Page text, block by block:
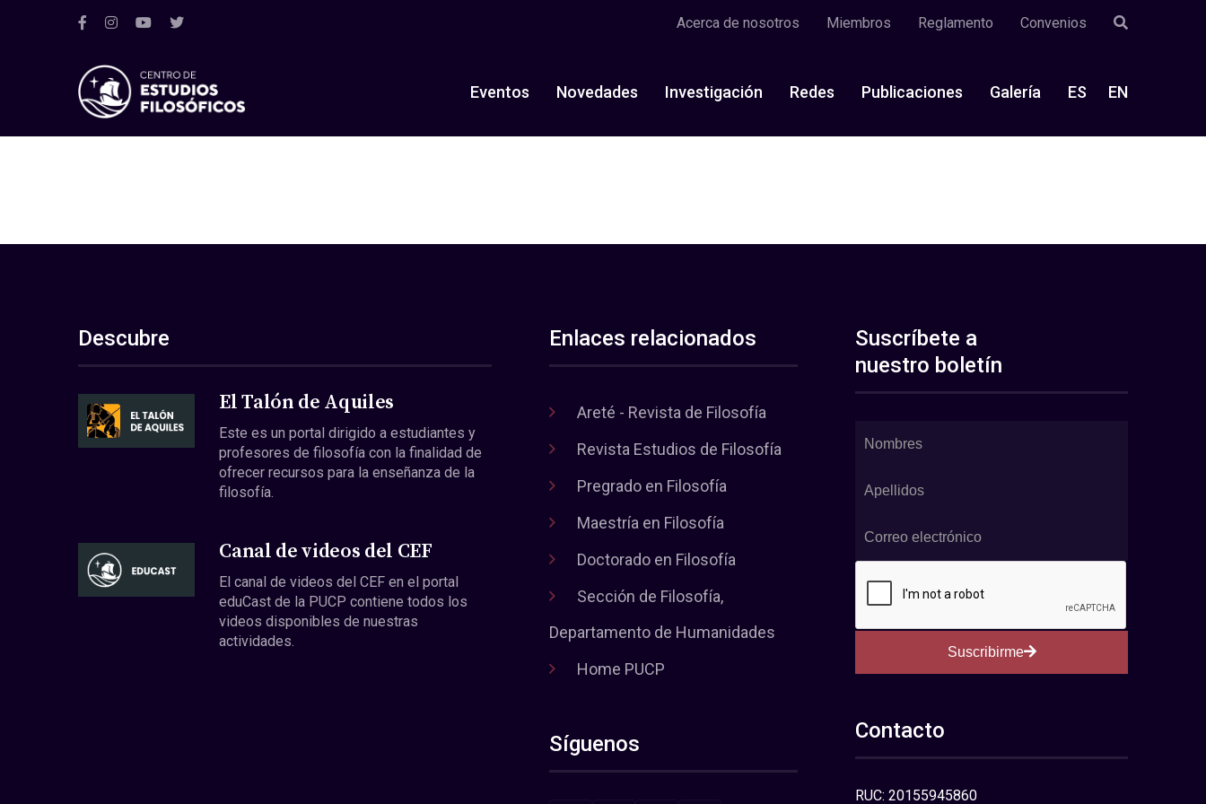
Acerca de nosotros Miembros Reglamento Convenios
Eventos Novedades Investigación Redes Publicaciones Galería ES EN
Descubre
El Talón de Aquiles
Este es un portal dirigido a estudiantes y
profesores de filosofía con la finalidad de
ofrecer recursos para la enseñanza de la
filosofía.
Canal de videos del CEF
El canal de videos del CEF en el portal
eduCast de la PUCP contiene todos los
videos disponibles de nuestras
actividades.
Enlaces relacionados
Areté - Revista de Filosofía
Revista Estudios de Filosofía
Pregrado en Filosofía
Maestría en Filosofía
Doctorado en Filosofía
Sección de Filosofía,
Departamento de Humanidades
Home PUCP
Síguenos
Suscríbete a
nuestro boletín
Suscribirme
Contacto
RUC: 20155945860